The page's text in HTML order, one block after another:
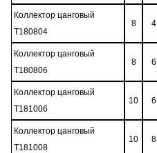
Коллектор цанговый
T180804
8 4
Коллектор цанговый
T180806
8 6
Коллектор цанговый
T181006
10 6
Коллектор цанговый
T181008
10 8